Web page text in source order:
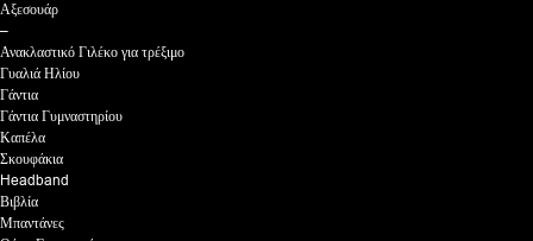
Αξεσουάρ
–
Ανακλαστικό Γιλέκο για τρέξιμο
Γυαλιά Ηλίου
Γάντια
Γάντια Γυμναστηρίου
Καπέλα
Σκουφάκια
Headband
Βιβλία
Μπαντάνες